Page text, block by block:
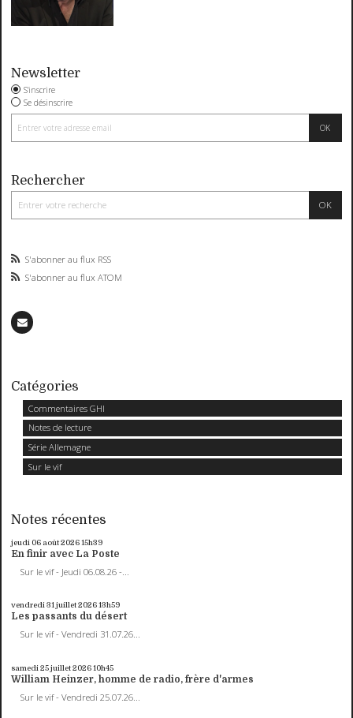
Newsletter
S'inscrire
Se désinscrire
Rechercher
S'abonner au flux RSS
S'abonner au flux ATOM
Catégories
Commentaires GHI
Notes de lecture
Série Allemagne
Sur le vif
Notes récentes
jeudi 06 août 202615h39
En finir avec La Poste
Sur le vif - Jeudi 06.08.26 -...
vendredi 31juillet 202613h59
Les passants du désert
Sur le vif - Vendredi 31.07.26...
samedi 25juillet 202610h45
William Heinzer, homme de radio, frère d'armes
Sur le vif - Vendredi 25.07.26...